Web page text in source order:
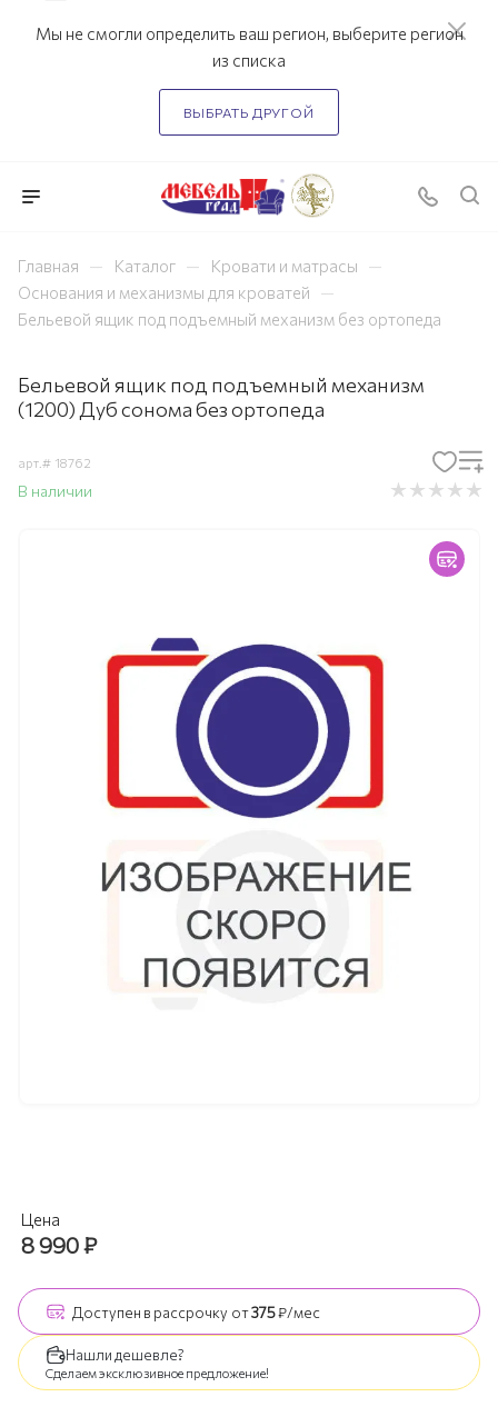
Мы не смогли определить ваш регион, выберите регион
из списка
ВЫБРАТЬ ДРУГОЙ
Главная — Каталог — Кровати и матрасы —
Основания и механизмы для кроватей —
Бельевой ящик под подъемный механизм без ортопеда
Бельевой ящик под подъемный механизм
(1200) Дуб сонома без ортопеда
арт.# 18762
В наличии
Цена
8 990₽
Доступен в рассрочку от375₽/мес
Нашли дешевле?
Сделаем эксклюзивное предложение!